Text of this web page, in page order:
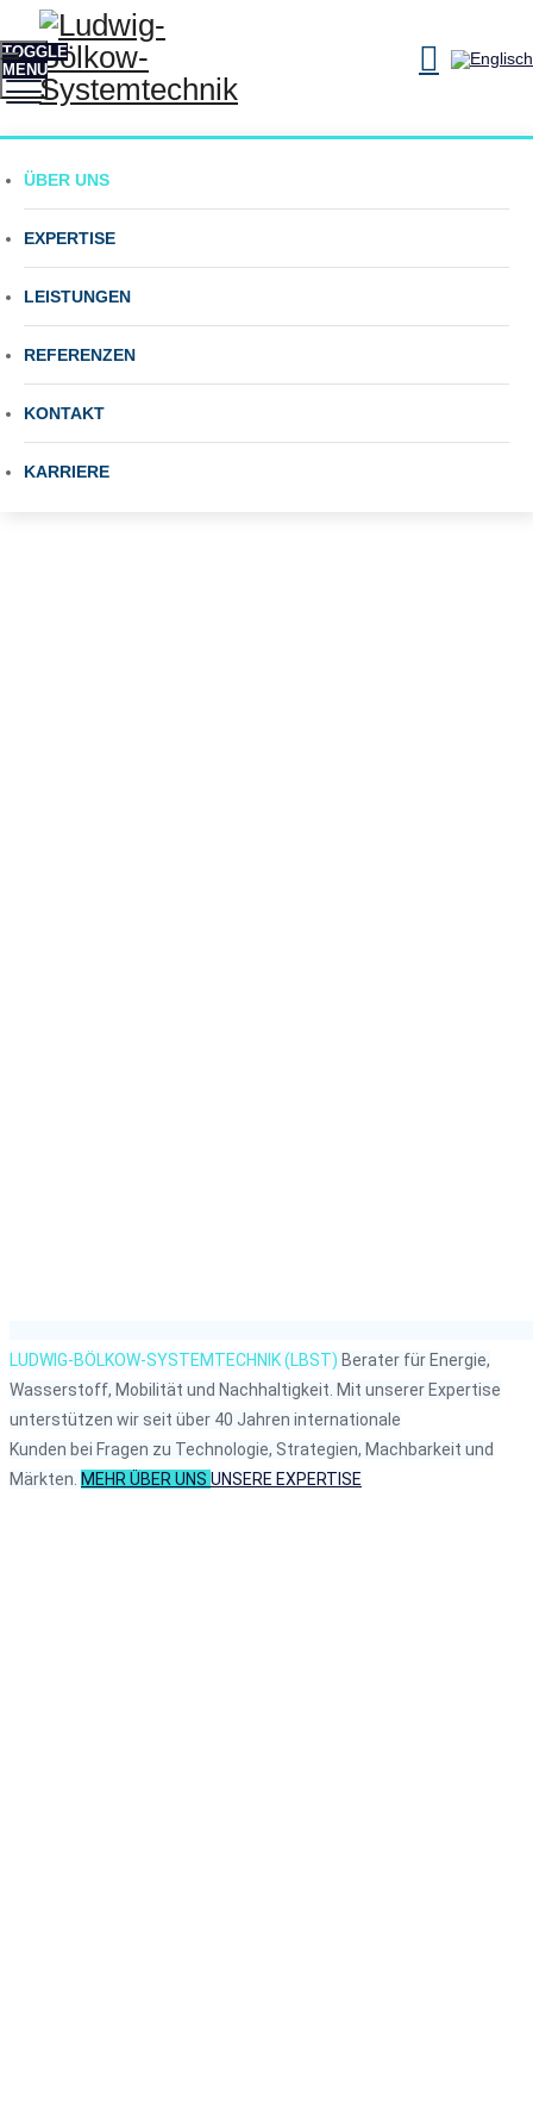
Ihr Berater für
Energie, Mobilität und
Nachhaltigkeit
TOGGLE
MENU
ÜBER UNS
EXPERTISE
LEISTUNGEN
REFERENZEN
KONTAKT
KARRIERE
LUDWIG-BÖLKOW-SYSTEMTECHNIK (LBST) Berater für Energie,
Wasserstoff, Mobilität und Nachhaltigkeit. Mit unserer Expertise
unterstützen wir seit über 40 Jahren internationale
Kunden bei Fragen zu Technologie, Strategien, Machbarkeit und
Märkten. MEHR ÜBER UNS UNSERE EXPERTISE